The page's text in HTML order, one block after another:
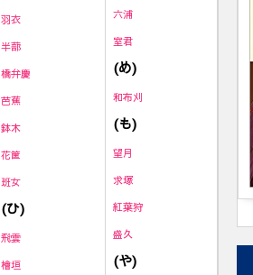
羽衣
半蔀
橋弁慶
芭蕉
鉢木
花筐
班女
(ひ)
飛雲
檜垣
六浦
室君
(め)
和布刈
(も)
望月
求塚
紅葉狩
盛久
(や)